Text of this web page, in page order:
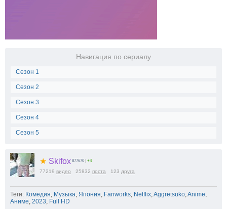
Навигация по сериалу
Сезон 1
Сезон 2
Сезон 3
Сезон 4
Сезон 5
★ Skifox 877670 | +4
77219 видео 25832 поста 123 друга
Теги: Комедия Музыка Япония Fanworks Netflix Aggretsuko Anime
Аниме 2023 Full HD